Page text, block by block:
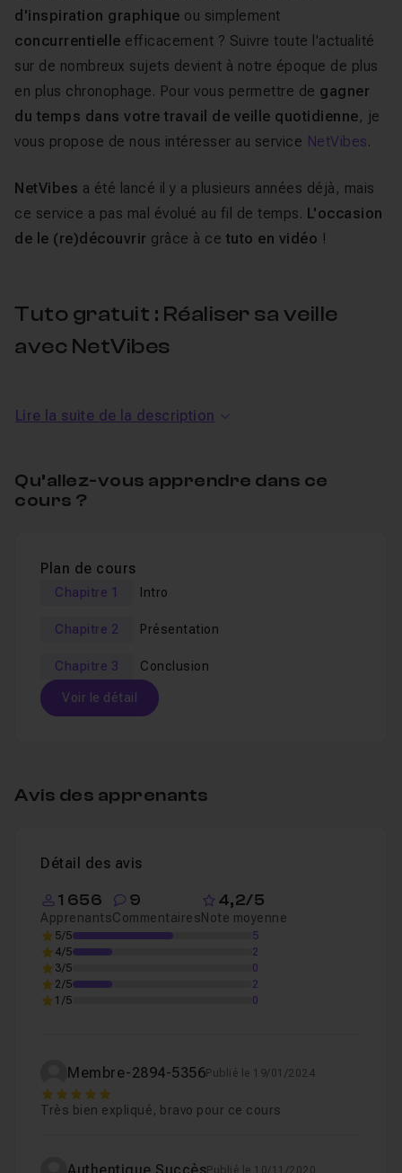
d'inspiration graphique ou simplement
concurrentielle efficacement ? Suivre toute l'actualité
sur de nombreux sujets devient à notre époque de plus
en plus chronophage. Pour vous permettre de gagner
du temps dans votre travail de veille quotidienne, je
vous propose de nous intéresser au service NetVibes.
NetVibes a été lancé il y a plusieurs années déjà, mais
ce service a pas mal évolué au fil de temps. L'occasion
de le (re)découvrir grâce à ce tuto en vidéo !
Tuto gratuit : Réaliser sa veille
avec NetVibes
Faire une veille de qualité
Paramétrer l'application
disposition via les sections
Bonne découverte deNetvibes.
Lire la suite de la description
Qu’allez-vous apprendre dans ce
cours ?
Plan de cours
Chapitre 1 Intro
Chapitre 2 Présentation
Chapitre 3 Conclusion
Voir le détail
Leçon 1 Introduction
Chapitre 2 : Présentation 33m37
Chapitre 3 : Conclusion
Avis des apprenants
Détail des avis
1 656
Apprenants
9
Commentaires
4,2/5
Note moyenne
5/5
5
4/5
2
3/5
0
2/5
2
1/5
0
Membre-2894-5356Publié le 19/01/2024
5
Très bien expliqué, bravo pour ce cours
Publié le 10/11/2020